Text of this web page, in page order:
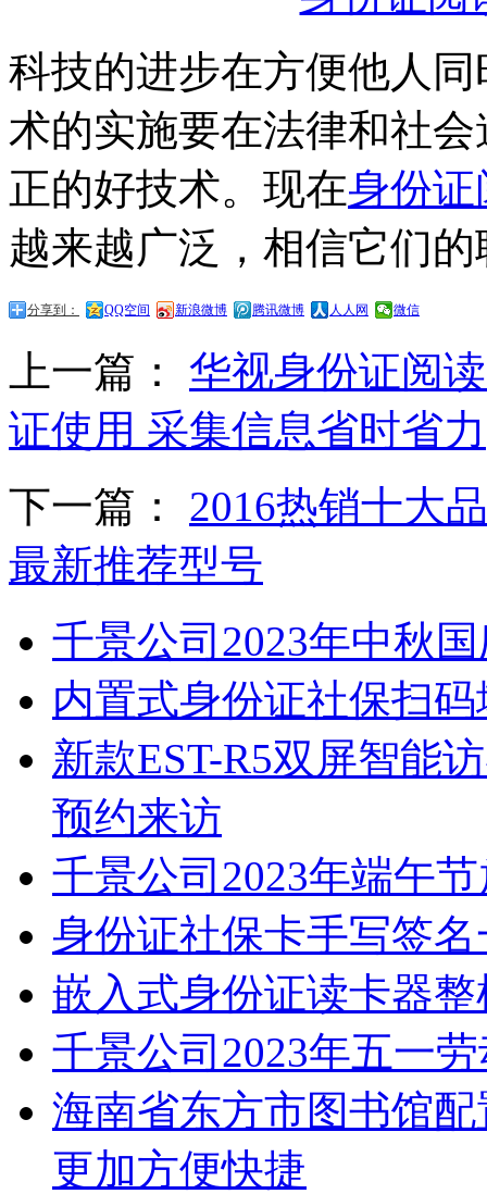
科技的进步在方便他人
术的实施要在法律和社
正的好技术。现在身份
越来越广泛，相信它们
分享到： QQ空间 新浪微博 腾讯微博 人人网 微信
上一篇： 华视身份证阅
证使用 采集信息省时省力
下一篇： 2016热销十大
最新推荐型号
千景公司2023年中秋
内置式身份证社保扫码
新款EST-R5双屏智能
预约来访
千景公司2023年端午
身份证社保卡手写签
嵌入式身份证读卡器整
千景公司2023年五一
海南省东方市图书馆
更加方便快捷